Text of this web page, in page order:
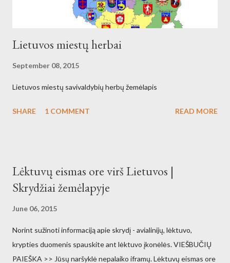
Lietuvos miestų herbai
September 08, 2015
Lietuvos miestų savivaldybių herbų žemėlapis
SHARE 1 COMMENT READ MORE
Lėktuvų eismas ore virš Lietuvos |
Skrydžiai žemėlapyje
June 06, 2015
Norint sužinoti informaciją apie skrydį - avialinijų, lėktuvo,
krypties duomenis spauskite ant lėktuvo įkonėlės. VIEŠBUČIŲ
PAIEŠKA >> Jūsų naršyklė nepalaiko iframų. Lėktuvų eismas ore